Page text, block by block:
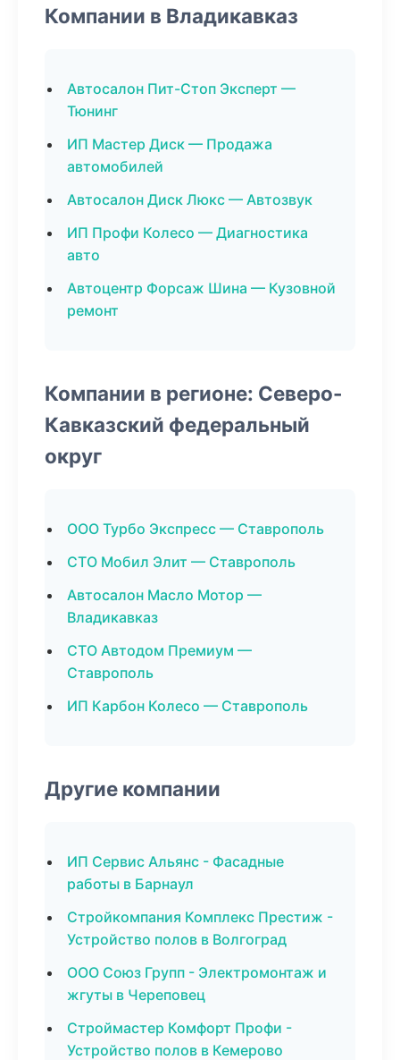
Компании в Владикавказ
Автосалон Пит-Стоп Эксперт —
Тюнинг
ИП Мастер Диск — Продажа
автомобилей
Автосалон Диск Люкс — Автозвук
ИП Профи Колесо — Диагностика
авто
Автоцентр Форсаж Шина — Кузовной
ремонт
Компании в регионе: Северо-
Кавказский федеральный
округ
ООО Турбо Экспресс — Ставрополь
СТО Мобил Элит — Ставрополь
Автосалон Масло Мотор —
Владикавказ
СТО Автодом Премиум —
Ставрополь
ИП Карбон Колесо — Ставрополь
Другие компании
ИП Сервис Альянс - Фасадные
работы в Барнаул
Стройкомпания Комплекс Престиж -
Устройство полов в Волгоград
ООО Союз Групп - Электромонтаж и
жгуты в Череповец
Строймастер Комфорт Профи -
Устройство полов в Кемерово